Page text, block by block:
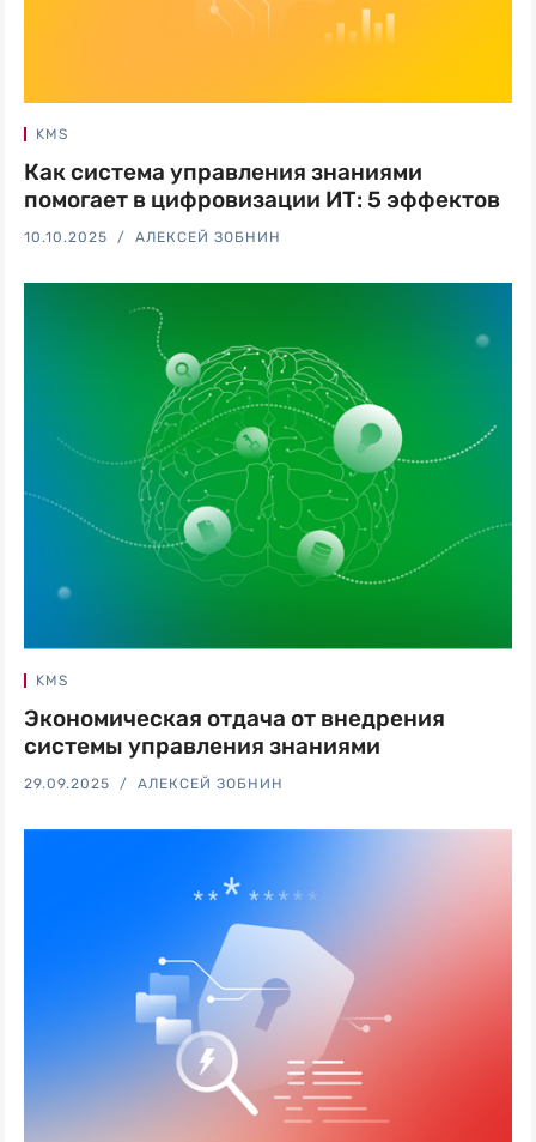
KMS
Как система управления знаниями
помогает в цифровизации ИТ: 5 эффектов
10.10.2025 АЛЕКСЕЙ ЗОБНИН
KMS
Экономическая отдача от внедрения
системы управления знаниями
29.09.2025 АЛЕКСЕЙ ЗОБНИН